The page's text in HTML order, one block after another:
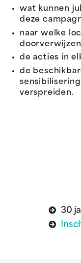
wat kunnen
deze
naar welke
de acties in
de
verspreiden.
30